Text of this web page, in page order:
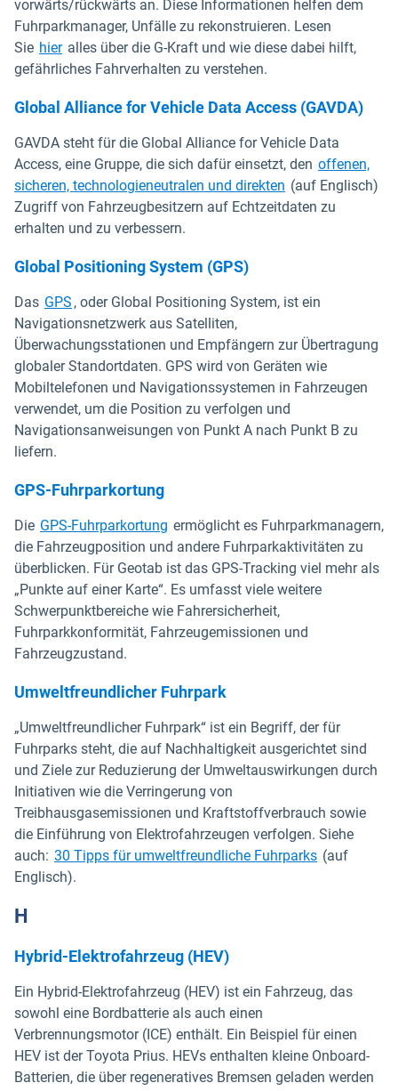
vorwärts/rückwärts an. Diese Informationen helfen dem
Fuhrparkmanager, Unfälle zu rekonstruieren. Lesen
Sie hier alles über die G-Kraft und wie diese dabei hilft,
gefährliches Fahrverhalten zu verstehen.
Global Alliance for Vehicle Data Access (GAVDA)
GAVDA steht für die Global Alliance for Vehicle Data
Access, eine Gruppe, die sich dafür einsetzt, den offenen,
sicheren, technologieneutralen und direkten (auf Englisch)
Zugriff von Fahrzeugbesitzern auf Echtzeitdaten zu
erhalten und zu verbessern.
Global Positioning System (GPS)
Das GPS , oder Global Positioning System, ist ein
Navigationsnetzwerk aus Satelliten,
Überwachungsstationen und Empfängern zur Übertragung
globaler Standortdaten. GPS wird von Geräten wie
Mobiltelefonen und Navigationssystemen in Fahrzeugen
verwendet, um die Position zu verfolgen und
Navigationsanweisungen von Punkt A nach Punkt B zu
liefern.
GPS-Fuhrparkortung
Die GPS-Fuhrparkortung ermöglicht es Fuhrparkmanagern,
die Fahrzeugposition und andere Fuhrparkaktivitäten zu
überblicken. Für Geotab ist das GPS-Tracking viel mehr als
„Punkte auf einer Karte“. Es umfasst viele weitere
Schwerpunktbereiche wie Fahrersicherheit,
Fuhrparkkonformität, Fahrzeugemissionen und
Fahrzeugzustand.
Umweltfreundlicher Fuhrpark
„Umweltfreundlicher Fuhrpark“ ist ein Begriff, der für
Fuhrparks steht, die auf Nachhaltigkeit ausgerichtet sind
und Ziele zur Reduzierung der Umweltauswirkungen durch
Initiativen wie die Verringerung von
Treibhausgasemissionen und Kraftstoffverbrauch sowie
die Einführung von Elektrofahrzeugen verfolgen. Siehe
auch: 30 Tipps für umweltfreundliche Fuhrparks (auf
Englisch).
H
Hybrid-Elektrofahrzeug (HEV)
Ein Hybrid-Elektrofahrzeug (HEV) ist ein Fahrzeug, das
sowohl eine Bordbatterie als auch einen
Verbrennungsmotor (ICE) enthält. Ein Beispiel für einen
HEV ist der Toyota Prius. HEVs enthalten kleine Onboard-
Batterien, die über regeneratives Bremsen geladen werden